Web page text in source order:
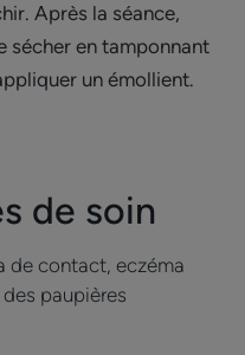
Après la séance,
sécher en tamponnant
un émollient.
de soin
de contact, eczéma
paupières